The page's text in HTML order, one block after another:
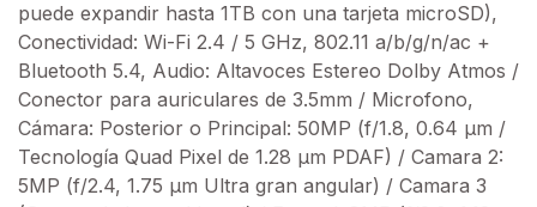
puede expandir hasta 1TB con una tarjeta microSD),
Conectividad: Wi-Fi 2.4 / 5 GHz, 802.11 a/b/g/n/ac +
Bluetooth 5.4, Audio: Altavoces Estereo Dolby Atmos /
Conector para auriculares de 3.5mm / Microfono,
Cámara: Posterior o Principal: 50MP (f/1.8, 0.64 μm /
Tecnología Quad Pixel de 1.28 μm PDAF) / Camara 2:
5MP (f/2.4, 1.75 μm Ultra gran angular) / Camara 3